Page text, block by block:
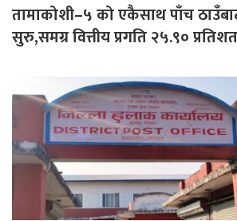
तामाकोशी–५ को एकैसाथ पाँच
सुरु,समग्र वित्तीय प्रगति २५.९० प्रतिशत